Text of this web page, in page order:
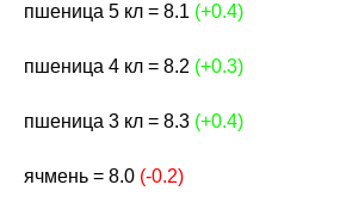
пшеница 5 кл = 8.1 (+0.4)
пшеница 4 кл = 8.2 (+0.3)
пшеница 3 кл = 8.3 (+0.4)
ячмень = 8.0 (-0.2)